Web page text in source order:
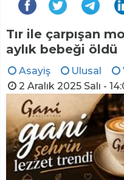
Tır ile çarpışan
aylık bebeği öldü
Asayiş Ulusal
2 Aralık 2025 Salı -